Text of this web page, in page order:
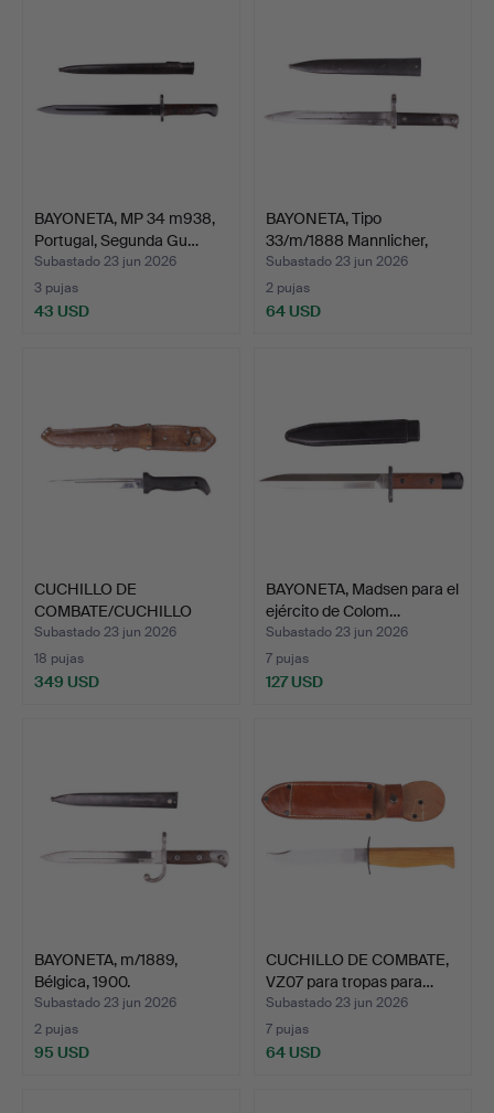
BAYONETA, MP 34 m938,
Portugal, Segunda Gu…
Subastado 23 jun 2026
3 pujas
43 USD
BAYONETA, Tipo
33/m/1888 Mannlicher,
Siam/…
Subastado 23 jun 2026
2 pujas
64 USD
CUCHILLO DE
COMBATE/CUCHILLO
ARROJADIZO, p…
Subastado 23 jun 2026
18 pujas
349 USD
BAYONETA, Madsen para el
ejército de Colom…
Subastado 23 jun 2026
7 pujas
127 USD
BAYONETA, m/1889,
Bélgica, 1900.
Subastado 23 jun 2026
2 pujas
95 USD
CUCHILLO DE COMBATE,
VZ07 para tropas para…
Subastado 23 jun 2026
7 pujas
64 USD